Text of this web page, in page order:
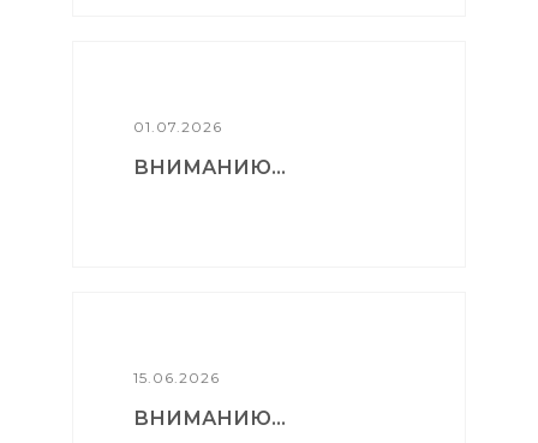
01.07.2026
ВНИМАНИЮ...
15.06.2026
ВНИМАНИЮ...